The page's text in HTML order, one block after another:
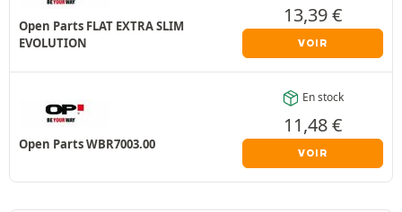
Open Parts FLAT EXTRA SLIM
EVOLUTION
13,39€
VOIR
Open Parts WBR7003.00
En stock
11,48€
VOIR